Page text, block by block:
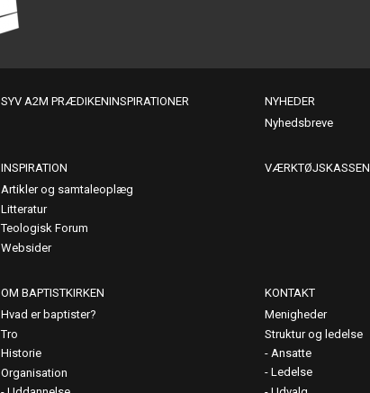
SYV A2M PRÆDIKENINSPIRATIONER
NYHEDER
Nyhedsbreve
INSPIRATION
Artikler og samtaleoplæg
Litteratur
Teologisk Forum
Websider
VÆRKTØJSKASSEN
OM BAPTISTKIRKEN
Hvad er baptister?
Tro
Historie
Organisation
KONTAKT
Menigheder
Struktur og ledelse
Ansatte
Ledelse